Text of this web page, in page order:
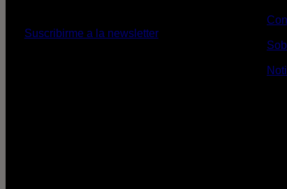
Suscribirme a la newsletter